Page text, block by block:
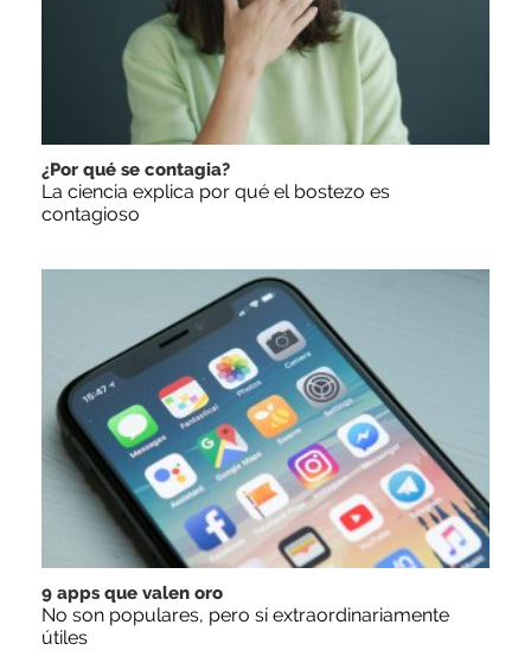
¿Por qué se contagia?
La ciencia explica por qué el bostezo es
contagioso
9 apps que valen oro
No son populares, pero sí extraordinariamente
útiles